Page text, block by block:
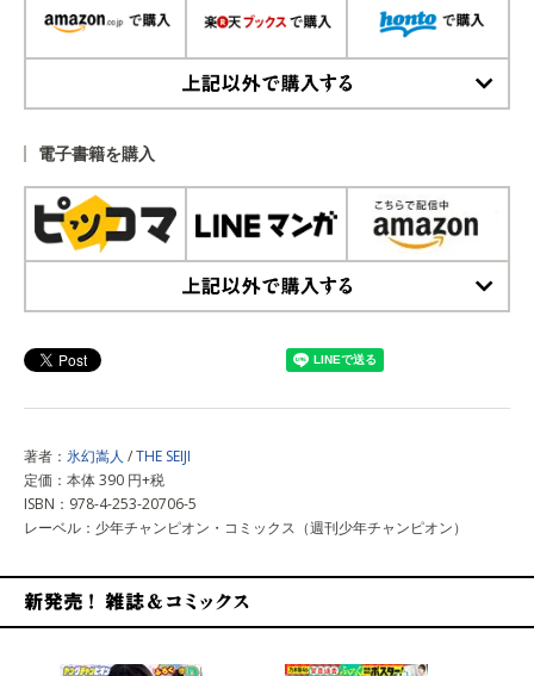
電子書籍を購入
著者： 氷幻嵩人 /THE SEIJI
定価：本体 390 円+税
ISBN：978-4-253-20706-5
レーベル：少年チャンピオン・コミックス（週刊少年チャンピオン）